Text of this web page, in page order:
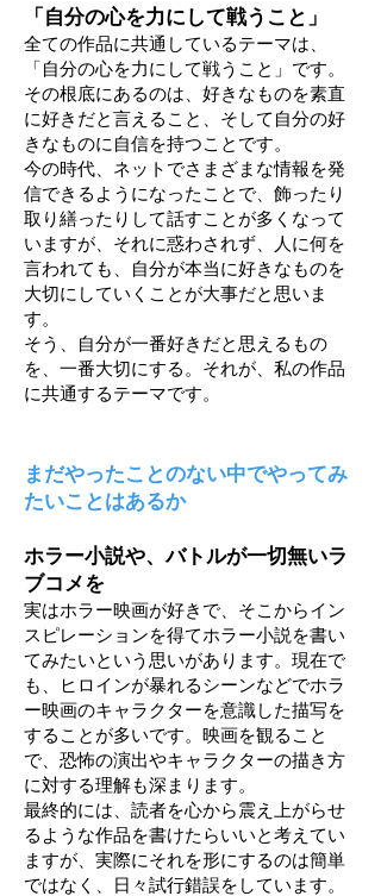
「自分の心を力にして戦うこと」
全ての作品に共通しているテーマは、
「自分の心を力にして戦うこと」です。
その根底にあるのは、好きなものを素直
に好きだと言えること、そして自分の好
きなものに自信を持つことです。
今の時代、ネットでさまざまな情報を発
信できるようになったことで、飾ったり
取り繕ったりして話すことが多くなって
いますが、それに惑わされず、人に何を
言われても、自分が本当に好きなものを
大切にしていくことが大事だと思いま
す。
そう、自分が一番好きだと思えるもの
を、一番大切にする。それが、私の作品
に共通するテーマです。
まだやったことのない中でやってみ
たいことはあるか
ホラー小説や、バトルが一切無いラ
ブコメを
実はホラー映画が好きで、そこからイン
スピレーションを得てホラー小説を書い
てみたいという思いがあります。現在で
も、ヒロインが暴れるシーンなどでホラ
ー映画のキャラクターを意識した描写を
することが多いです。映画を観ること
で、恐怖の演出やキャラクターの描き方
に対する理解も深まります。
最終的には、読者を心から震え上がらせ
るような作品を書けたらいいと考えてい
ますが、実際にそれを形にするのは簡単
ではなく、日々試行錯誤をしています。